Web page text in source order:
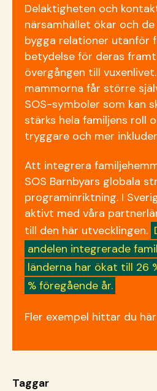
Delaktigheten och
närsamhället ökar och
bygga relationer utanför
betydelse för deras
övergången till
mammorna får större
SOS-symboler som kan
stärks hela familjens roll
tryggare och mer
Att integrera
SOS Barnbyars globala
programinriktning. I
aktivt med våra
till den här utvecklingen.
andelen integrerade
länderna har ökat till 26
% föregående år.
Fler exempel hittar du här
Taggar